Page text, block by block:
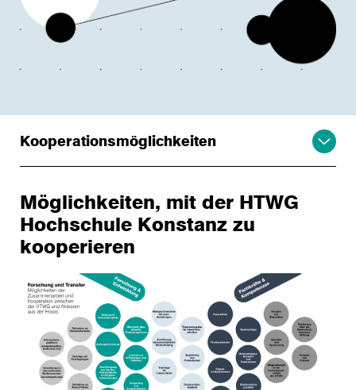
Kooperationsmöglichkeiten
Möglichkeiten, mit der HTWG
Hochschule Konstanz zu
kooperieren